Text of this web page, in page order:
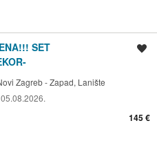
SET
Zagreb - Zapad, Lanište
05.08.2026.
145 €